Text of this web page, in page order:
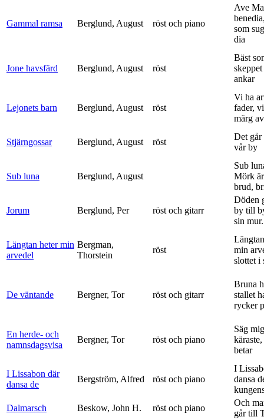
Gammal ramsa Berglund, August röst och piano
Ave
som
dia
Jone havsfärd Berglund, August röst
Bäst
ankar
Lejonets barn Berglund, August röst
Vi ha
fader,
märg
Stjärngossar Berglund, August röst
Det går
vår by
Sub luna Berglund, August
Sub
Mörk
brud,
Jorum Berglund, Per röst och gitarr
Döden
by till
sin
Längtan heter min
arvedel
Bergman,
Thorstein
röst
min
slottet i
De väntande Bergner, Tor röst och gitarr
Bruna
stallet
rycker
En herde- och
namnsdagsvisa
Bergner, Tor röst och piano
Säg
betar
I Lissabon där
dansa de
Bergström, Alfred röst och piano
I
dansa
Dalmarsch
Beskow, John H. röst och piano
Och
går till